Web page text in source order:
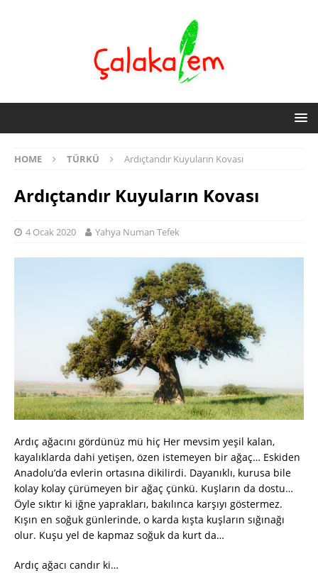
HOME TÜRKÜ Ardıçtandır Kuyuların Kovası
Ardıçtandır Kuyuların Kovası
4 Ocak 2020 Yahya Numan Tefek
Ardıç ağacını gördünüz mü hiç Her mevsim yeşil kalan,
kayalıklarda dahi yetişen, özen istemeyen bir ağaç… Eskiden
Anadolu’da evlerin ortasına dikilirdi. Dayanıklı, kurusa bile
kolay kolay çürümeyen bir ağaç çünkü. Kuşların da dostu…
Öyle sıktır ki iğne yaprakları, bakılınca karşıyı göstermez.
Kışın en soğuk günlerinde, o karda kışta kuşların sığınağı
olur. Kuşu yel de kapmaz soğuk da kurt da…
Ardıç ağacı candır ki…